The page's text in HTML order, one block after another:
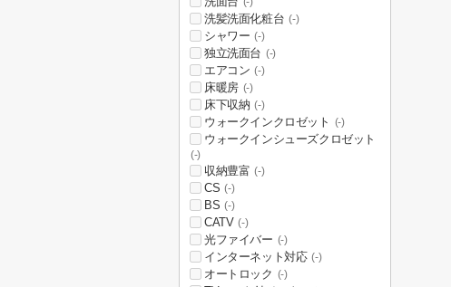
洗髪洗面化粧台 (-)
シャワー (-)
独立洗面台 (-)
エアコン (-)
床暖房 (-)
床下収納 (-)
ウォークインクロゼット (-)
ウォークインシューズクロゼット
(-)
収納豊富 (-)
CS (-)
BS (-)
CATV (-)
光ファイバー (-)
インターネット対応 (-)
オートロック (-)